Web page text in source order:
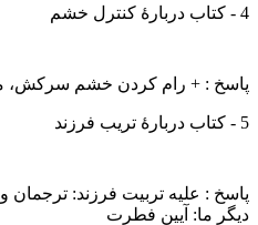
4 - کتاب دربارۀ کنترل خشم
پاسخ : + رام کردن خشم سرکش،
5 - کتاب دربارۀ تریب فرزند
پاسخ : علیه تربیت فرزند: ترجمان
دیگر ما: آیین فطرت